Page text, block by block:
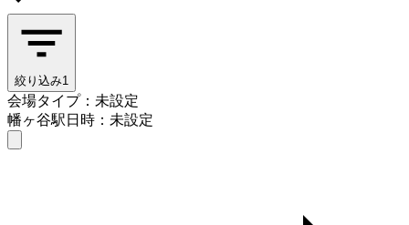
絞り込み1
会場タイプ：未設定
幡ヶ谷駅日時：未設定